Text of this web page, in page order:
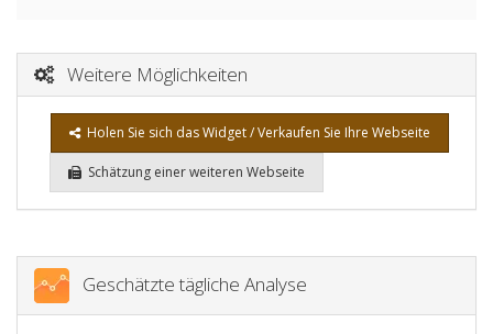
Weitere Möglichkeiten
Holen Sie sich das Widget / Verkaufen Sie Ihre Webseite
Schätzung einer weiteren Webseite
Geschätzte tägliche Analyse